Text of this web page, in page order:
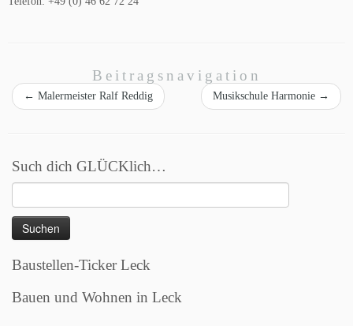
Beitragsnavigation
← Malermeister Ralf Reddig Musikschule Harmonie →
Such dich GLÜCKlich…
nach:
Baustellen-Ticker Leck
Bauen und Wohnen in Leck